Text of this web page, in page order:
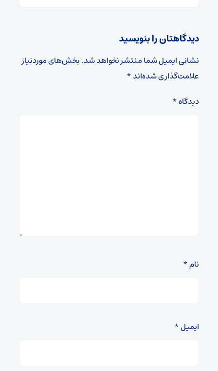
دیدگاهتان را بنویسید
نشانی ایمیل شما منتشر نخواهد شد.بخش‌های موردنیاز
علامت‌گذاری شده‌اند*
دیدگاه*
نام*
ایمیل*